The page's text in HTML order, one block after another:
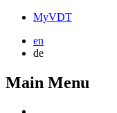
MyVDT
en
de
Main Menu